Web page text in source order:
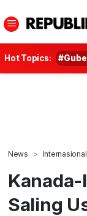
Hot Topics:
News Internasional
Saling